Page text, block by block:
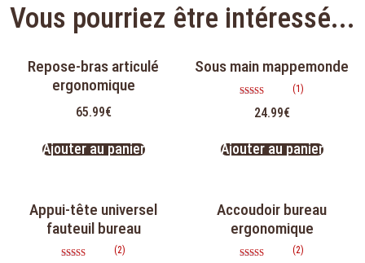
Vous pourriez être intéressé...
Repose-bras articulé
ergonomique
65.99€
Ajouter au panier
Sous main mappemonde
5.00
(1)
24.99€
Ajouter au panier
Appui-tête universel
fauteuil bureau
(2)
Accoudoir bureau
ergonomique
(2)